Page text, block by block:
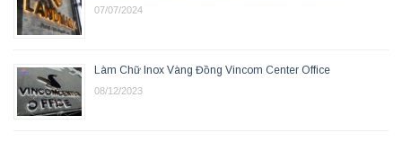
07/07/2024
Làm Chữ Inox Vàng Đồng Vincom Center Office
08/12/2023